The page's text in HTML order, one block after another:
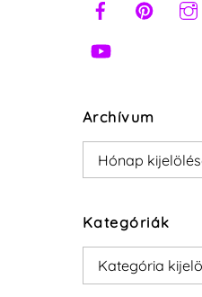
Archívum
Archívum
Kategóriák
Kategóriák